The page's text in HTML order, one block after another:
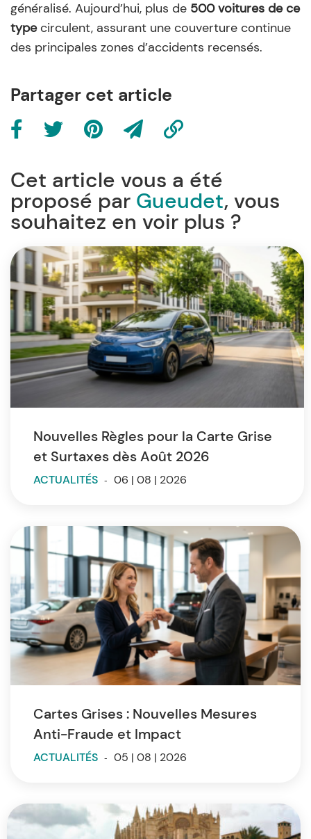
généralisé. Aujourd’hui, plus de 500 voitures de ce
typecirculent, assurant une couverture continue
des principales zones d’accidents recensés.
Partager cet article
Cet article vous a été
proposé par Gueudet, vous
souhaitez en voir plus ?
Nouvelles Règles pour la Carte Grise
et Surtaxes dès Août 2026
ACTUALITÉS - 06 | 08 | 2026
Cartes Grises : Nouvelles Mesures
Anti-Fraude et Impact
ACTUALITÉS - 05 | 08 | 2026